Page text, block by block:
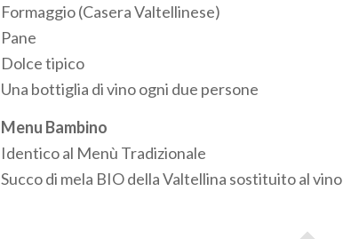
Formaggio (Casera Valtellinese)
Pane
Dolce tipico
Una bottiglia di vino ogni due persone
Menu Bambino
Identico al Menù Tradizionale
Succo di mela BIO della Valtellina sostituito al vino